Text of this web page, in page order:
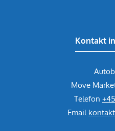
Kontakt
Move
Telefon
Email